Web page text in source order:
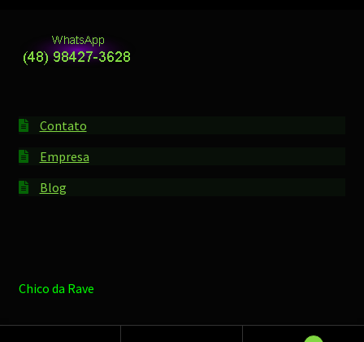
Contato
Empresa
Blog
Chico da Rave